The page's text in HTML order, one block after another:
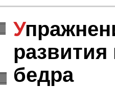
Упражнения для
бедра